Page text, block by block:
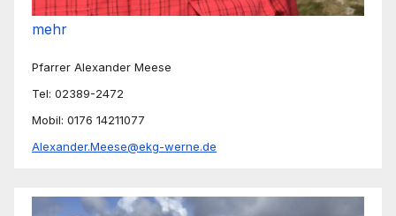
mehr
Pfarrer Alexander Meese
Tel: 02389-2472
Mobil: 0176 14211077
Alexander.Meese@ekg-werne.de